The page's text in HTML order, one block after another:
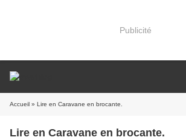
Publicité
Accueil » Lire en Caravane en brocante.
Lire en Caravane en brocante.